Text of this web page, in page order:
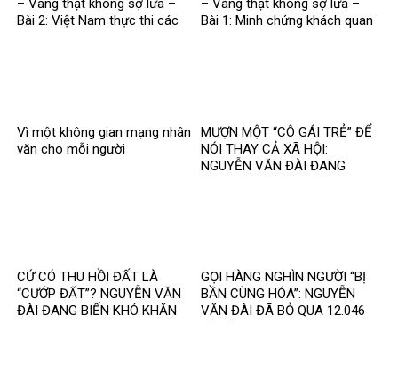
– Vàng thật không sợ lửa –
Bài 2: Việt Nam thực thi các
– Vàng thật không sợ lửa –
Bài 1: Minh chứng khách quan
Vì một không gian mạng nhân
văn cho mỗi người
MƯỢN MỘT “CÔ GÁI TRẺ” ĐỂ
NÓI THAY CẢ XÃ HỘI:
NGUYỄN VĂN ĐÀI ĐANG
CỨ CÓ THU HỒI ĐẤT LÀ
“CƯỚP ĐẤT”? NGUYỄN VĂN
ĐÀI ĐANG BIẾN KHÓ KHĂN
GỌI HÀNG NGHÌN NGƯỜI “BỊ
BẦN CÙNG HÓA”: NGUYỄN
VĂN ĐÀI ĐÃ BỎ QUA 12.046